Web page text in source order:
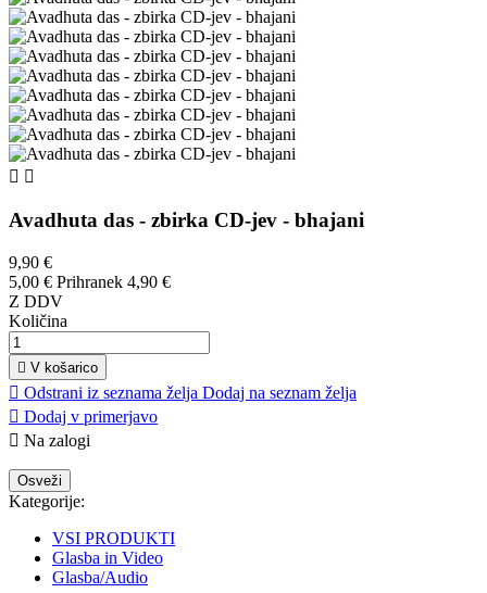
 
Avadhuta das - zbirka CD-jev - bhajani
9,90 €
5,00 € Prihranek 4,90 €
Z DDV
Količina
 V košarico
 Odstrani iz seznama želja Dodaj na seznam želja
 Dodaj v primerjavo
 Na zalogi
Kategorije:
VSI PRODUKTI
Glasba in Video
Glasba/Audio